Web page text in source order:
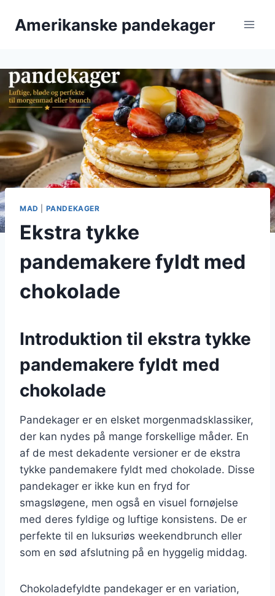
Amerikanske pandekager
MAD PANDEKAGER
Ekstra tykke
pandemakere fyldt med
chokolade
Introduktion til ekstra tykke
pandemakere fyldt med
chokolade
Pandekager er en elsket morgenmadsklassiker,
der kan nydes på mange forskellige måder. En
af de mest dekadente versioner er de ekstra
tykke pandemakere fyldt med chokolade. Disse
pandekager er ikke kun en fryd for
smagsløgene, men også en visuel fornøjelse
med deres fyldige og luftige konsistens. De er
perfekte til en luksuriøs weekendbrunch eller
som en sød afslutning på en hyggelig middag.
Chokoladefyldte pandekager er en variation,